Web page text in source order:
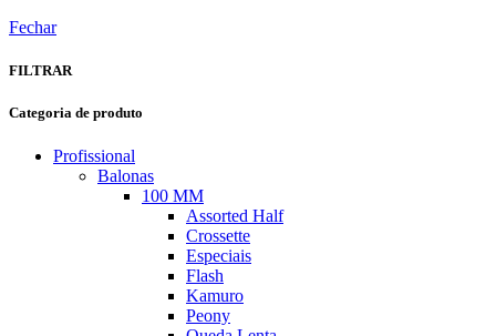
Fechar
FILTRAR
Categoria de produto
Profissional
Balonas
100 MM
Assorted Half
Crossette
Especiais
Flash
Kamuro
Peony